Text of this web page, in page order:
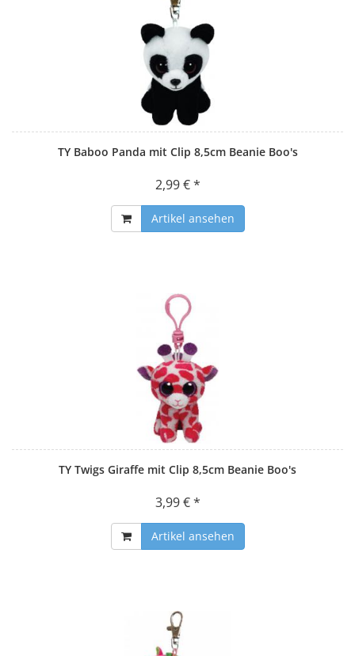
TY Baboo Panda mit Clip 8,5cm Beanie Boo's
2,99 € *
Artikel ansehen
TY Twigs Giraffe mit Clip 8,5cm Beanie Boo's
3,99 € *
Artikel ansehen